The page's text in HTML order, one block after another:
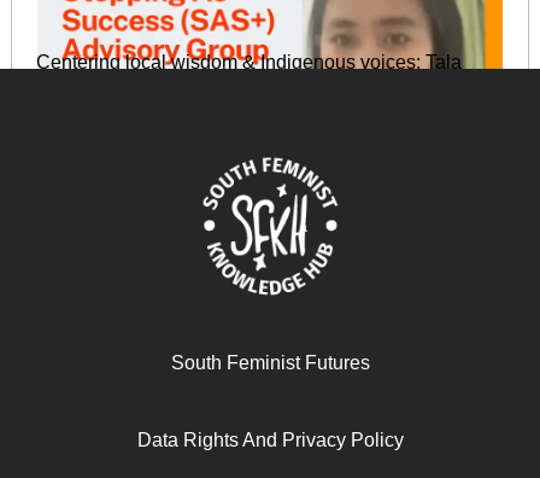
Centering local wisdom & Indigenous voices: Tala
South Feminist Futures
Data Rights And Privacy Policy